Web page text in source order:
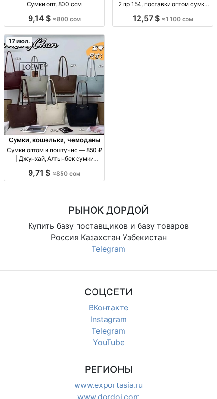
Сумки опт, 800 сом
9,14 $ ≈800 сом
2 пр 154, поставки оптом сумки
154»), цена 1100 с, поставки для
12,57 $ ≈1 100 сом
17 июл.
Сумки, кошельки, чемоданы
Сумки оптом и поштучно — 850 ₽
| Джунхай, Алтынбек сумки
по модели, повседневные, для
9,71 $ ≈850 сом
РЫНОК ДОРДОЙ
Купить базу поставщиков и базу товаров
Россия Казахстан Узбекистан
Telegram
СОЦСЕТИ
ВКонтакте
Instagram
Telegram
YouTube
РЕГИОНЫ
www.exportasia.ru
www.dordoi.com